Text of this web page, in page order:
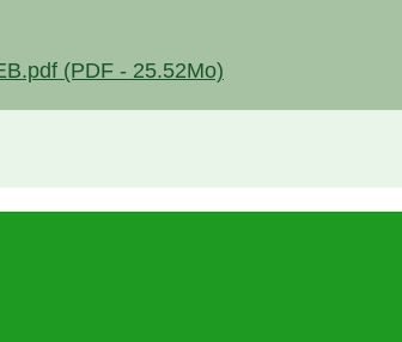
(PDF - 25.52Mo)